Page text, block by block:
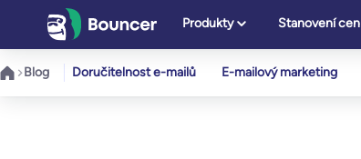
Přeskočit
obsah
Produkty Stanovení cen
Blog Doručitelnost e-mailů E-mailový marketing